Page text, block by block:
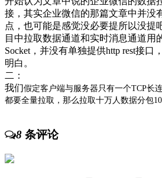
接，其实企业微信的那篇文章中并没
点，也可能是感觉没必要提所以没提
目中拉取数据通道和实时消息通道用
Socket，并没有单独提供http rest接口
明白。
二：
我们假定客户端与服务器只有一个TCP长
都要全量拉取，那么拉取十万人数据分包
8 条评论